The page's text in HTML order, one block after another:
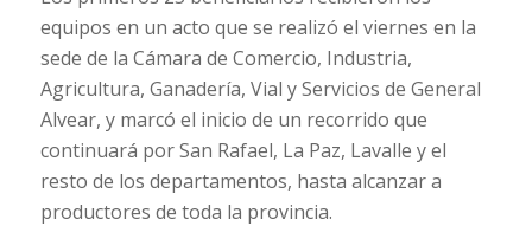
equipos en un acto que se realizó el viernes en la
sede de la Cámara de Comercio, Industria,
Agricultura, Ganadería, Vial y Servicios de General
Alvear, y marcó el inicio de un recorrido que
continuará por San Rafael, La Paz, Lavalle y el
resto de los departamentos, hasta alcanzar a
productores de toda la provincia.